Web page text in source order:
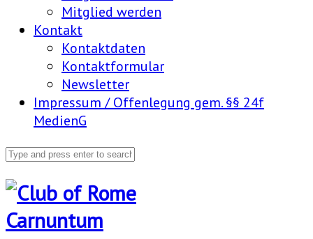
Mitglied werden
Kontakt
Kontaktdaten
Kontaktformular
Newsletter
Impressum / Offenlegung gem. §§ 24f
MedienG